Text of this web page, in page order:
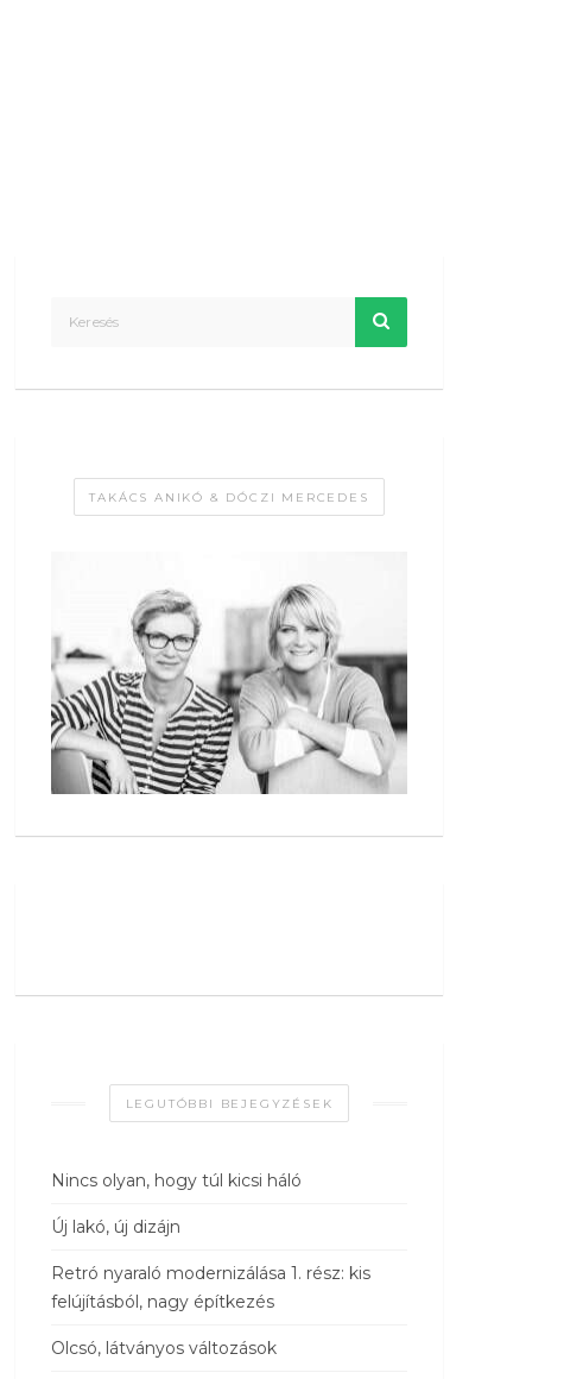
TAKÁCS ANIKÓ & DÓCZI MERCEDES
LEGUTÓBBI BEJEGYZÉSEK
Nincs olyan, hogy túl kicsi háló
Új lakó, új dizájn
Retró nyaraló modernizálása 1. rész: kis
felújításból, nagy építkezés
Olcsó, látványos változások